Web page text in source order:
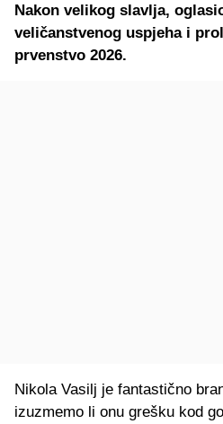
Nakon velikog slavlja,
veličanstvenog uspjeha i
prvenstvo 2026.
Nikola Vasilj je fantastično
izuzmemo li onu grešku kod